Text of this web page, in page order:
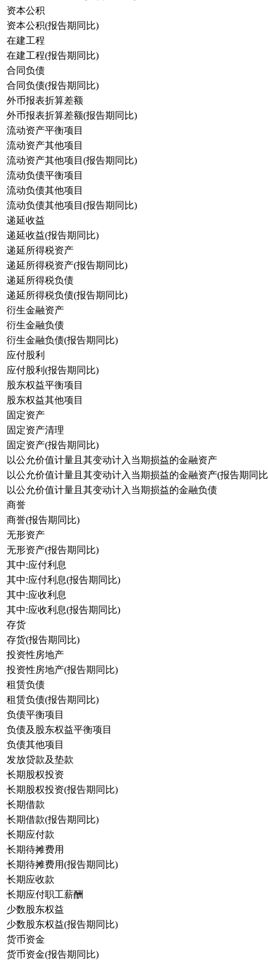
资本公积
资本公积(报告期同比)
在建工程
在建工程(报告期同比)
合同负债
合同负债(报告期同比)
外币报表折算差额
外币报表折算差额(报告期同比)
流动资产平衡项目
流动资产其他项目
流动资产其他项目(报告期同比)
流动负债平衡项目
流动负债其他项目
流动负债其他项目(报告期同比)
递延收益
递延收益(报告期同比)
递延所得税资产
递延所得税资产(报告期同比)
递延所得税负债
递延所得税负债(报告期同比)
衍生金融资产
衍生金融负债
衍生金融负债(报告期同比)
应付股利
应付股利(报告期同比)
股东权益平衡项目
股东权益其他项目
固定资产
固定资产清理
固定资产(报告期同比)
以公允价值计量且其变动计入当期损益的金融资产
以公允价值计量且其变动计入当期损益的金融资产(报告期同
以公允价值计量且其变动计入当期损益的金融负债
商誉
商誉(报告期同比)
无形资产
无形资产(报告期同比)
其中:应付利息
其中:应付利息(报告期同比)
其中:应收利息
其中:应收利息(报告期同比)
存货
存货(报告期同比)
投资性房地产
投资性房地产(报告期同比)
租赁负债
租赁负债(报告期同比)
负债平衡项目
负债及股东权益平衡项目
负债其他项目
发放贷款及垫款
长期股权投资
长期股权投资(报告期同比)
长期借款
长期借款(报告期同比)
长期应付款
长期待摊费用
长期待摊费用(报告期同比)
长期应收款
长期应付职工薪酬
少数股东权益
少数股东权益(报告期同比)
货币资金
货币资金(报告期同比)